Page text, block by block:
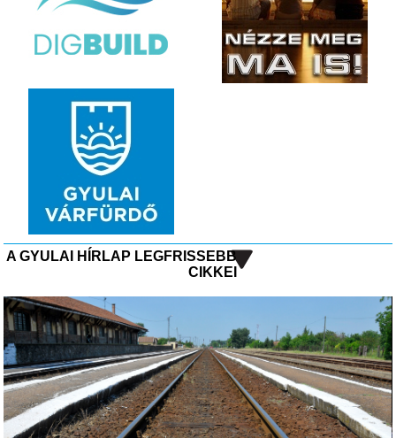
A GYULAI HÍRLAP LEGFRISSEBB
CIKKEI